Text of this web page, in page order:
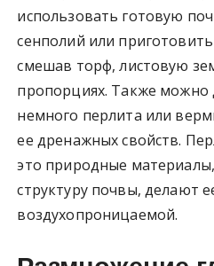
использовать готовую
сенполий или
смешав торф, листовую
пропорциях. Также можно
немного перлита или
ее дренажных свойств.
это природные
структуру почвы, делают
воздухопроницаемой.